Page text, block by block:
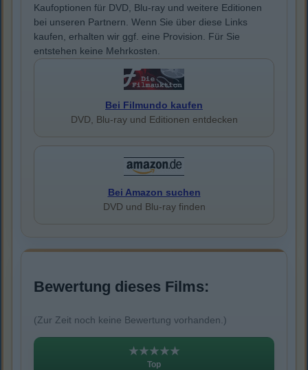
Kaufoptionen für DVD, Blu-ray und weitere Editionen
bei unseren Partnern. Wenn Sie über diese Links
kaufen, erhalten wir ggf. eine Provision. Für Sie
entstehen keine Mehrkosten.
Bei Filmundo kaufen
DVD, Blu-ray und Editionen entdecken
Bei Amazon suchen
DVD und Blu-ray finden
Bewertung dieses Films:
(Zur Zeit noch keine Bewertung vorhanden.)
★★★★★
Top